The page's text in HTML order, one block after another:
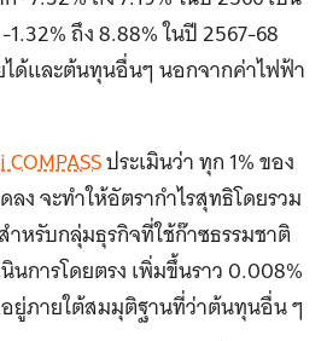
1.32% ถึง 8.88% ในปี 2567-68
ด้และต้นทุนอื่นๆ นอกจากค่าไฟฟ้า
ประเมินว่า ทุก 1% ของ
ง จะทำให้อัตรากำไรสุทธิโดยรวม
หรับกลุ่มธุรกิจที่ใช้ก๊าซธรรมชาติ
นการโดยตรง เพิ่มขึ้นราว 0.008%
ยู่ภายใต้สมมุติฐานที่ว่าต้นทุนอื่น ๆ